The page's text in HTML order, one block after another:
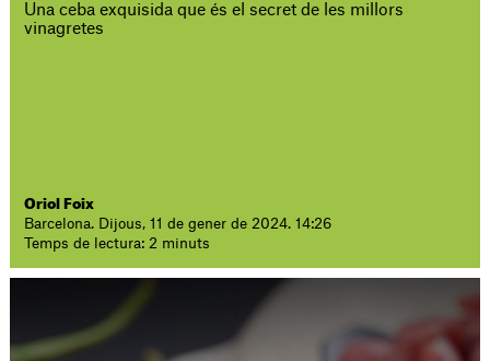
Una ceba exquisida que és el secret de les millors
vinagretes
Oriol Foix
Barcelona. Dijous, 11 de gener de 2024. 14:26
Temps de lectura: 2 minuts